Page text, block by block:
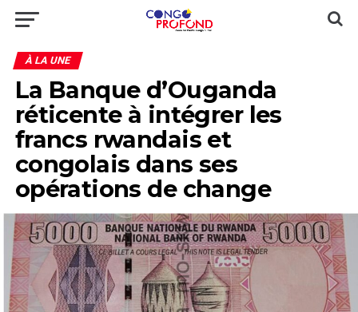
À LA UNE
La Banque d’Ouganda
réticente à intégrer les
francs rwandais et
congolais dans ses
opérations de change